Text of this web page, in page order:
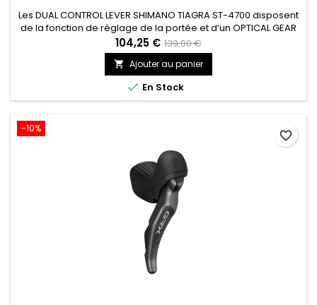
Les DUAL CONTROL LEVER SHIMANO TIAGRA ST-4700 disposent
de la fonction de réglage de la portée et d’un OPTICAL GEAR
DISPLAY sous une forme ergonomique compatible avec les
transmissions à 3 x 10 vitesses.
104,25 € 139,00 €
 Ajouter au panier
 En Stock
-10%
favorite_border